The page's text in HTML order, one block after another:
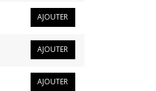
AJOUTER
AJOUTER
AJOUTER